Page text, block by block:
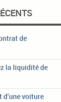
de
la liquidité de
d’une voiture